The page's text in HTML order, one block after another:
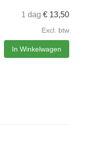
1 dag € 13,50
Excl. btw
In Winkelwagen